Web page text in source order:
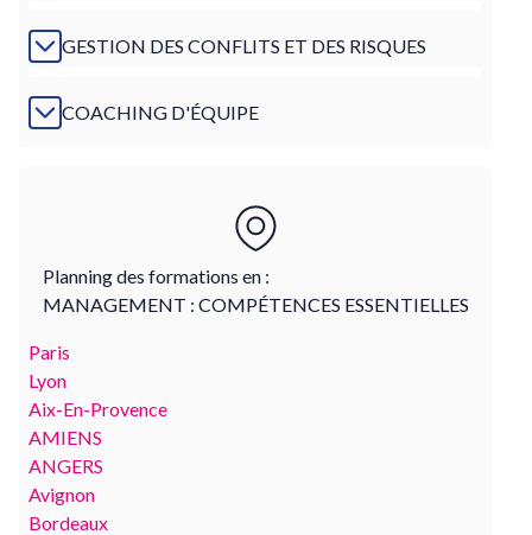
GESTION DES CONFLITS ET DES RISQUES
COACHING D'ÉQUIPE
Planning des formations en :
MANAGEMENT : COMPÉTENCES ESSENTIELLES
Paris
Lyon
Aix-En-Provence
AMIENS
ANGERS
Avignon
Bordeaux